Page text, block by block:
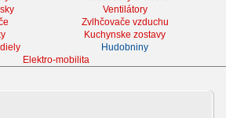
Ventilátory
Zvlhčovače vzduchu
Kuchynske zostavy
Hudobniny
Elektro-mobilita